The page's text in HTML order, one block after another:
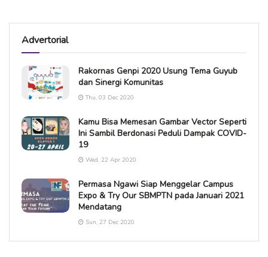
Advertorial
Rakornas Genpi 2020 Usung Tema Guyub
dan Sinergi Komunitas
Thu, 03 Dec 2020
Kamu Bisa Memesan Gambar Vector Seperti
Ini Sambil Berdonasi Peduli Dampak COVID-
19
Wed, 22 Apr 2020
Permasa Ngawi Siap Menggelar Campus
Expo & Try Our SBMPTN pada Januari 2021
Mendatang
Sun, 27 Dec 2020